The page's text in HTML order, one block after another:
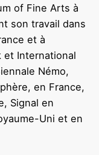
of Fine Arts à
son travail dans
et à
et International
Némo,
en France,
Signal en
Uni et en